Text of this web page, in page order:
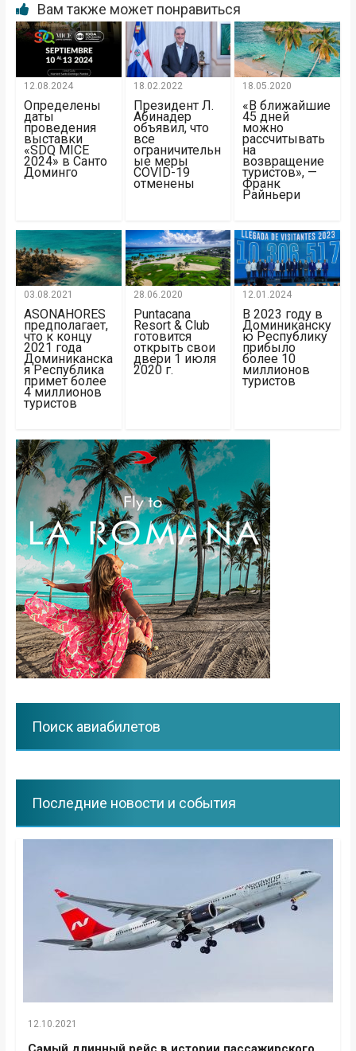
Вам также может понравиться
12.08.2024
Определены
даты
проведения
выставки
«SDQ MICE
2024» в Санто
Доминго
18.02.2022
Президент Л.
Абинадер
объявил, что
все
ограничительн
ые меры
COVID-19
отменены
18.05.2020
«В ближайшие
45 дней
можно
рассчитывать
на
возвращение
туристов», —
Франк
Райньери
03.08.2021
ASONAHORES
предполагает,
что к концу
2021 года
Доминиканска
я Республика
примет более
4 миллионов
туристов
28.06.2020
Puntacana
Resort & Club
готовится
открыть свои
двери 1 июля
2020 г.
12.01.2024
В 2023 году в
Доминиканску
ю Республику
прибыло
более 10
миллионов
туристов
Поиск авиабилетов
Последние новости и события
12.10.2021